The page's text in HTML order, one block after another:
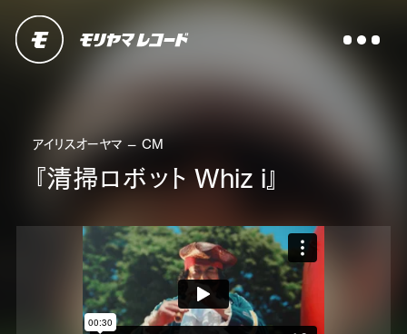
アイリスオーヤマ — CM
『清掃ロボット Whiz i』